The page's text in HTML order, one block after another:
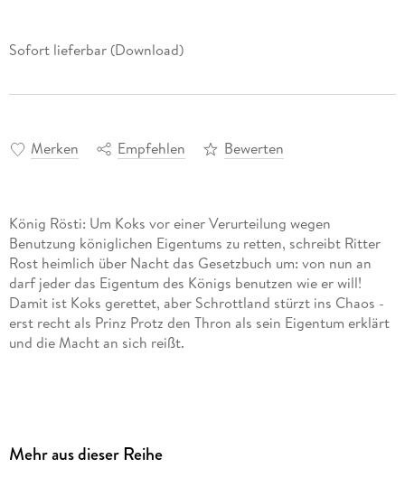
Sofort lieferbar (Download)
Merken Empfehlen Bewerten
König Rösti: Um Koks vor einer Verurteilung wegen
Benutzung königlichen Eigentums zu retten, schreibt Ritter
Rost heimlich über Nacht das Gesetzbuch um: von nun an
darf jeder das Eigentum des Königs benutzen wie er will!
Damit ist Koks gerettet, aber Schrottland stürzt ins Chaos -
erst recht als Prinz Protz den Thron als sein Eigentum erklärt
Schatzjäger/Im Fabelwesenland
Mehr aus dieser Reihe